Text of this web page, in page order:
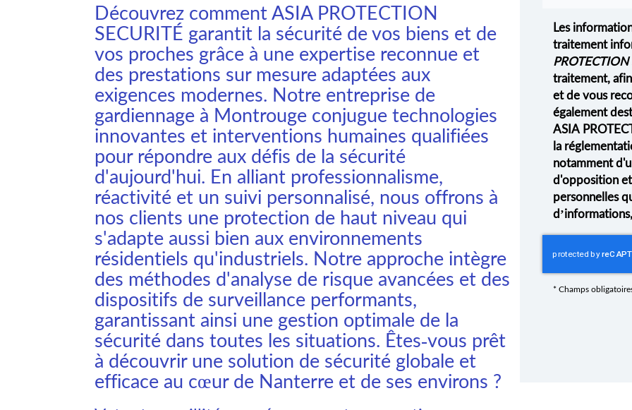
Découvrez comment ASIA PROTECTION
SECURITÉ garantit la sécurité de vos biens et de
vos proches grâce à une expertise reconnue et
des prestations sur mesure adaptées aux
exigences modernes. Notre entreprise de
gardiennage à Montrouge conjugue technologies
innovantes et interventions humaines qualifiées
pour répondre aux défis de la sécurité
d'aujourd'hui. En alliant professionnalisme,
réactivité et un suivi personnalisé, nous offrons à
nos clients une protection de haut niveau qui
s'adapte aussi bien aux environnements
résidentiels qu'industriels. Notre approche intègre
des méthodes d'analyse de risque avancées et des
dispositifs de surveillance performants,
garantissant ainsi une gestion optimale de la
sécurité dans toutes les situations. Êtes-vous prêt
à découvrir une solution de sécurité globale et
efficace au cœur de Nanterre et de ses environs ?
Les
traitement
PROTECTION
traitement,
et de vous
également
ASIA
la
notamment
d'opposition
personnelles
* Champs